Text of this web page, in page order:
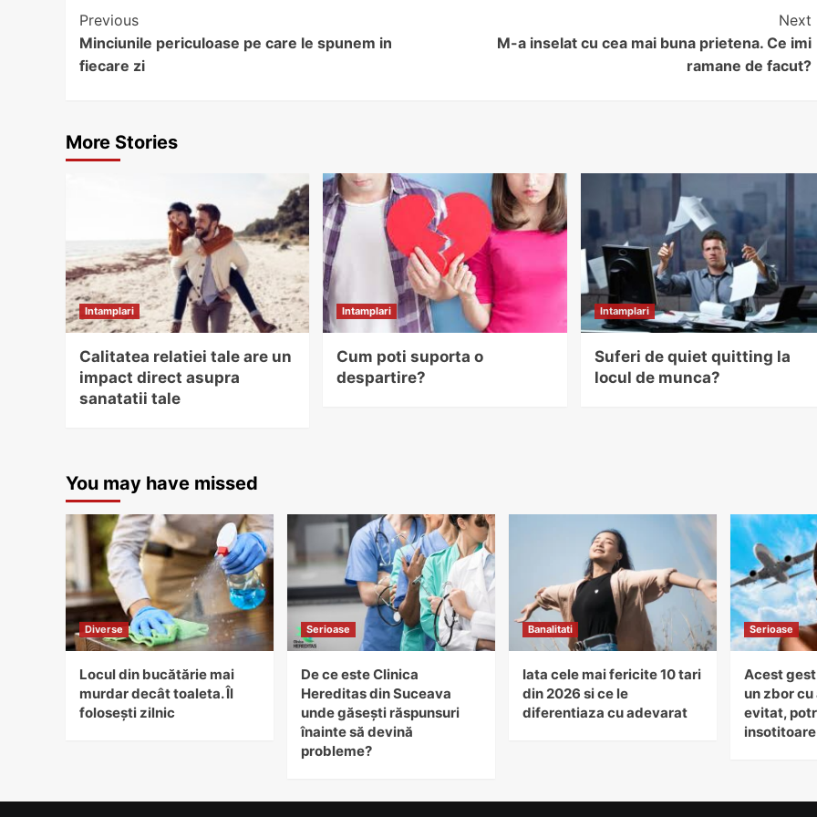
Continue
Reading
Previous
Minciunile periculoase pe care le spunem in
fiecare zi
Next
M-a inselat cu cea mai buna prietena. Ce imi
ramane de facut?
More Stories
Intamplari
Calitatea relatiei tale are un
impact direct asupra
sanatatii tale
Intamplari
Cum poti suporta o
despartire?
Intamplari
Suferi de quiet quitting la
locul de munca?
You may have missed
Diverse
Locul din bucătărie mai
murdar decât toaleta. Îl
folosești zilnic
Serioase
De ce este Clinica
Hereditas din Suceava
unde găsești răspunsuri
înainte să devină
probleme?
Banalitati
Iata cele mai fericite 10 tari
din 2026 si ce le
diferentiaza cu adevarat
Serioase
Acest
un zbor
evitat,